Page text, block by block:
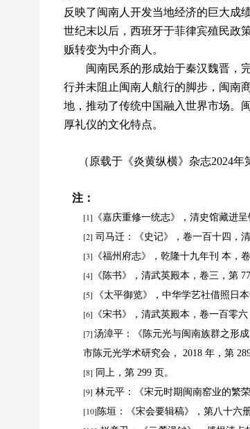
反映了闽南人开发当地经济的巨大成
世纪末以后，西班牙于菲律宾殖民政
贩转变为中介商人。
闽南民系的形成始于秦汉魏晋，
行并未阻止闽南人航行的脚步，闽南
地，推动了传统中国融入世界市场。
厚礼仪的文化特点。
（原载于《炎黄纵横》杂志2024年
注：
[1] 《嘉庆重修一统志》，清史馆藏进
[2] 司马迁：《史记》，卷一百十四，
[3] 《福州府志》，乾隆十九年刊 本，
[4] 《陈书》，清武英殿本，卷三，第 77
[5] 《太平御览》，中华学艺社借照日
[6] 《宋书》，清武英殿本，卷一百零
[7] 汤漳平：《陈元光与闽南族群之形
市陈元光学术研究会， 2018 年，第
[8] 同上，第 299 页。
[9] 林元平：《宋元时期闽南窑业的繁
[10] 陈垣：《宋会要辑稿》，第八十六